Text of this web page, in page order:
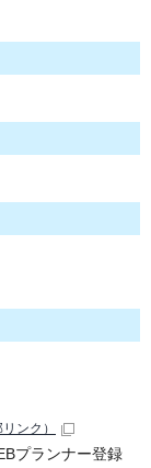
リンク）
プランナー登録